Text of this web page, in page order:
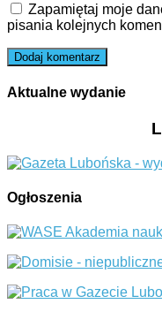
Zapamiętaj moje
pisania kolejnych
Aktualne wydanie
Ogłoszenia